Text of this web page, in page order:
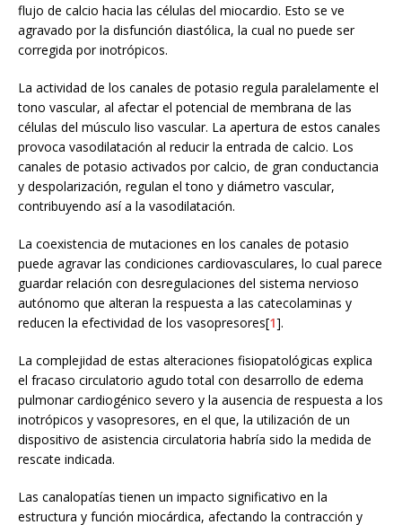
flujo de calcio hacia las células del miocardio. Esto se ve
agravado por la disfunción diastólica, la cual no puede ser
corregida por inotrópicos.
La actividad de los canales de potasio regula paralelamente el
tono vascular, al afectar el potencial de membrana de las
células del músculo liso vascular. La apertura de estos canales
provoca vasodilatación al reducir la entrada de calcio. Los
canales de potasio activados por calcio, de gran conductancia
y despolarización, regulan el tono y diámetro vascular,
contribuyendo así a la vasodilatación.
La coexistencia de mutaciones en los canales de potasio
puede agravar las condiciones cardiovasculares, lo cual parece
guardar relación con desregulaciones del sistema nervioso
autónomo que alteran la respuesta a las catecolaminas y
reducen la efectividad de los vasopresores[1].
La complejidad de estas alteraciones fisiopatológicas explica
el fracaso circulatorio agudo total con desarrollo de edema
pulmonar cardiogénico severo y la ausencia de respuesta a los
inotrópicos y vasopresores, en el que, la utilización de un
dispositivo de asistencia circulatoria habría sido la medida de
rescate indicada.
Las canalopatías tienen un impacto significativo en la
estructura y función miocárdica, afectando la contracción y